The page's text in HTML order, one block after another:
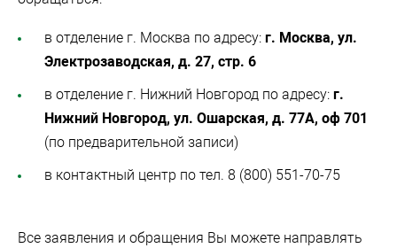
в отделение г. Москва по адресу: г. Москва, ул.
Электрозаводская, д. 27, стр. 6
в отделение г. Нижний Новгород по адресу: г.
Нижний Новгород, ул. Ошарская, д. 77А, оф 701
(по предварительной записи)
в контактный центр по тел. 8 (800) 551-70-75
Все заявления и обращения Вы можете направлять